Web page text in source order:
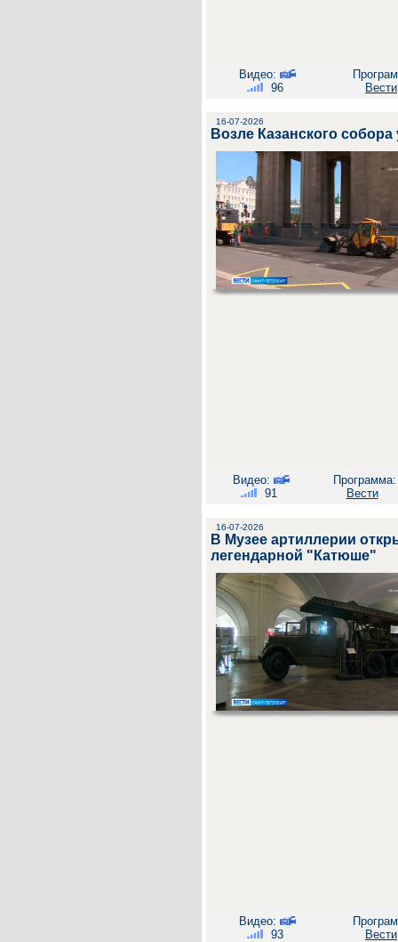
Видео:
96
Вести
16-07-2026
Возле Казанского
Видео:
91
Программа:
Вести
16-07-2026
В Музее артиллерии
легендарной "Катюше"
Видео:
93
Вести